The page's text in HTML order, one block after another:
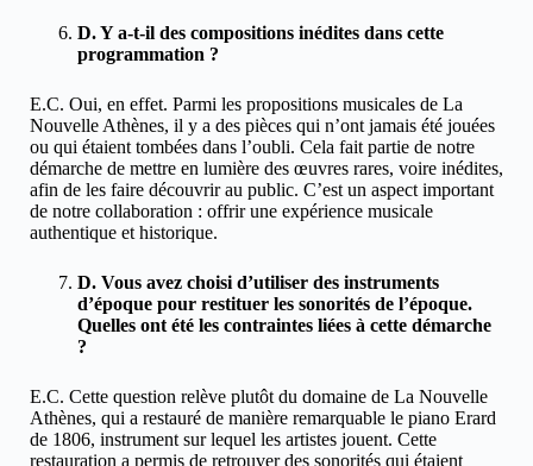
D. Y a-t-il des compositions inédites dans cette
programmation ?
E.C. Oui, en effet. Parmi les propositions musicales de La
Nouvelle Athènes, il y a des pièces qui n’ont jamais été jouées
ou qui étaient tombées dans l’oubli. Cela fait partie de notre
démarche de mettre en lumière des œuvres rares, voire inédites,
afin de les faire découvrir au public. C’est un aspect important
de notre collaboration : offrir une expérience musicale
authentique et historique.
D. Vous avez choisi d’utiliser des instruments
d’époque pour restituer les sonorités de l’époque.
Quelles ont été les contraintes liées à cette démarche
?
E.C. Cette question relève plutôt du domaine de La Nouvelle
Athènes, qui a restauré de manière remarquable le piano Erard
de 1806, instrument sur lequel les artistes jouent. Cette
restauration a permis de retrouver des sonorités qui étaient